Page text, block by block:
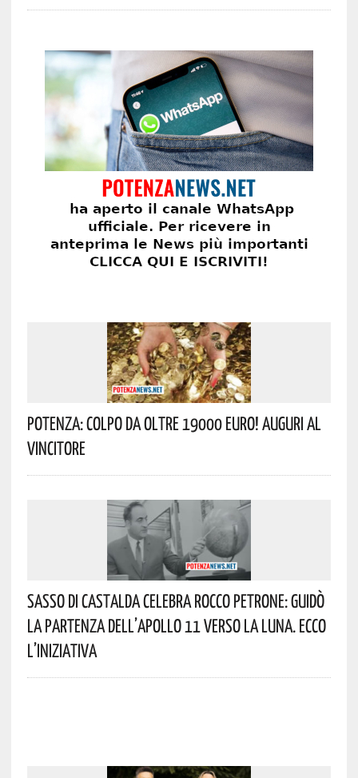
Potenza: Colpo Da Oltre 19000 Euro! Auguri Al
Vincitore
Sasso Di Castalda Celebra Rocco Petrone: Guidò
La Partenza Dell’Apollo 11 Verso La Luna. Ecco
L’iniziativa